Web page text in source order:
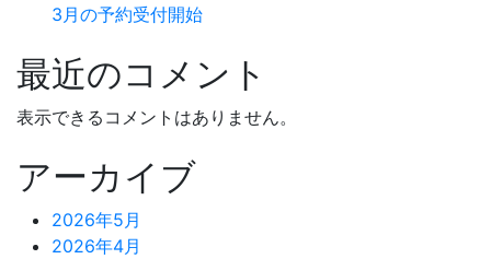
3月の予約受付開始
最近のコメント
表示できるコメントはありません。
アーカイブ
2026年5月
2026年4月